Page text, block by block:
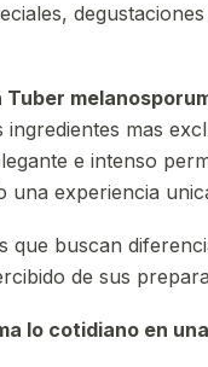
mas
e intenso
una experiencia
que buscan
de sus
lo cotidiano en